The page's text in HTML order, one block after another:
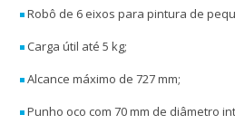
Robô de 6 eixos para pintura de
Carga útil até 5 kg;
Alcance máximo de 727 mm;
Punho oco com 70 mm de diâmetro